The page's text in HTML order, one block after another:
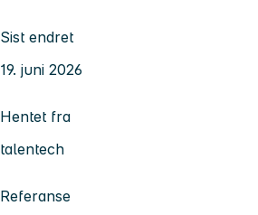
Sist endret
19. juni 2026
Hentet fra
talentech
Referanse